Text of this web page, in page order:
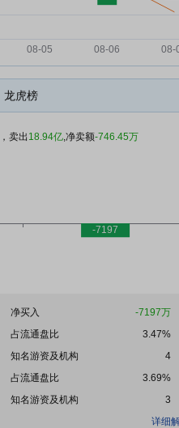
龙虎榜
，卖出 18.94亿,净卖额-746.45万
净买入
-7197万
占流通盘比
3.47%
知名游资及机构
4
占流通盘比
3.69%
知名游资及机构
3
详细